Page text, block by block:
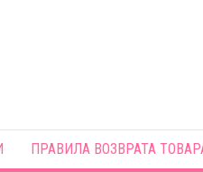
ПРАВИЛА ВОЗВРАТА